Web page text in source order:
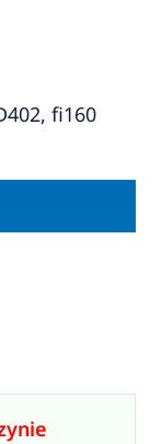
fi160